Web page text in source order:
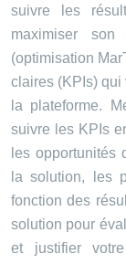
suivre les
maximiser
(optimisation
claires (KPIs) qui
la plateforme.
suivre les KPIs
les opportunités
la solution, les
fonction des
solution pour
et justifier